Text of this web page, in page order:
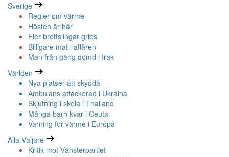
Sverige
Regler om värme
Hösten är här
Fler brottslingar grips
Billigare mat i affären
Man från gäng dömd i Irak
Världen
Nya platser att skydda
Ambulans attackerad i Ukraina
Skjutning i skola i Thailand
Många barn kvar i Ceuta
Varning för värme i Europa
Alla Väljare
Kritik mot Vänsterpartiet